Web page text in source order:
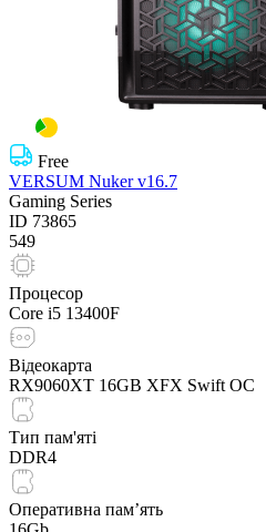
Free
VERSUM Nuker v16.7
Gaming Series
ID 73865
549
Процесор
Core i5 13400F
Відеокарта
RX9060XT 16GB XFX Swift OC
Тип пам'яті
DDR4
Оперативна пам’ять